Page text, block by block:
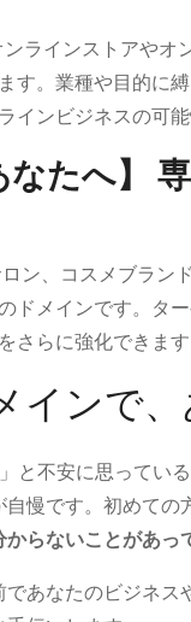
ラインストアやオ
す。業種や目的に
インビジネスの可能
なたへ】
ン、コスメブラン
ドメインです。タ
さらに強化できま
インで
と不安に思ってい
自慢です。初めての
からないことがあっ
あなたのビジネ